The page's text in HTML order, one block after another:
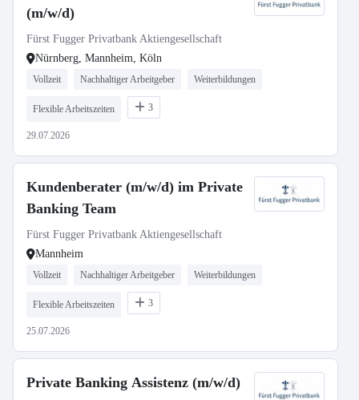
(m/w/d)
Fürst Fugger Privatbank Aktiengesellschaft
Nürnberg, Mannheim, Köln
Vollzeit Nachhaltiger Arbeitgeber Weiterbildungen
Flexible Arbeitszeiten 3
29.07.2026
Kundenberater (m/w/d) im Private
Banking Team
Fürst Fugger Privatbank Aktiengesellschaft
Mannheim
Vollzeit Nachhaltiger Arbeitgeber Weiterbildungen
Flexible Arbeitszeiten 3
25.07.2026
Private Banking Assistenz (m/w/d)